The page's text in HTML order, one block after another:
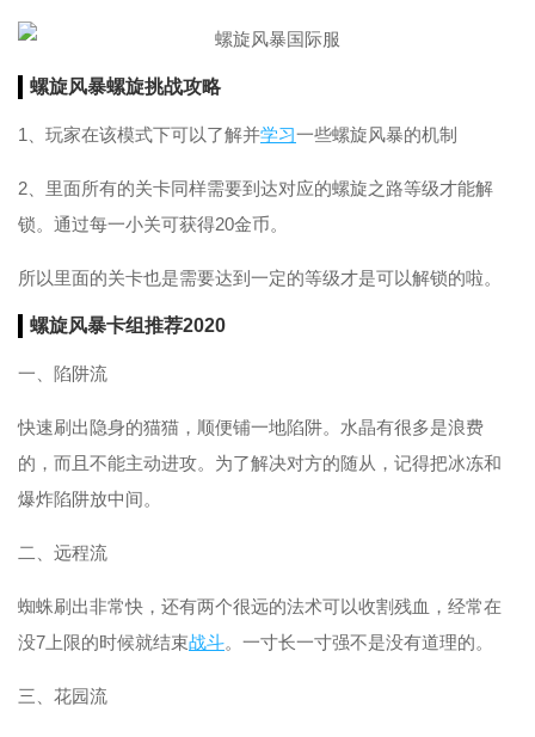
螺旋风暴螺旋挑战攻略
1、玩家在该模式下可以了解并学习一些螺旋风暴的机制
2、里面所有的关卡同样需要到达对应的螺旋之路等级才能解
锁。通过每一小关可获得20金币。
所以里面的关卡也是需要达到一定的等级才是可以解锁的啦。
螺旋风暴卡组推荐2020
一、陷阱流
快速刷出隐身的猫猫，顺便铺一地陷阱。水晶有很多是浪费
的，而且不能主动进攻。为了解决对方的随从，记得把冰冻和
爆炸陷阱放中间。
二、远程流
蜘蛛刷出非常快，还有两个很远的法术可以收割残血，经常在
没7上限的时候就结束战斗。一寸长一寸强不是没有道理的。
三、花园流